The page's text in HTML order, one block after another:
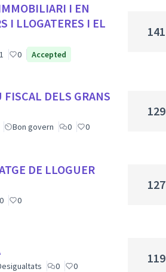
I EN
I LLOGATERES I EL
1 0 Accepted
141
DELS GRANS
Bon govern 0 0
129
DE LLOGUER
0 0
127
0 0
119